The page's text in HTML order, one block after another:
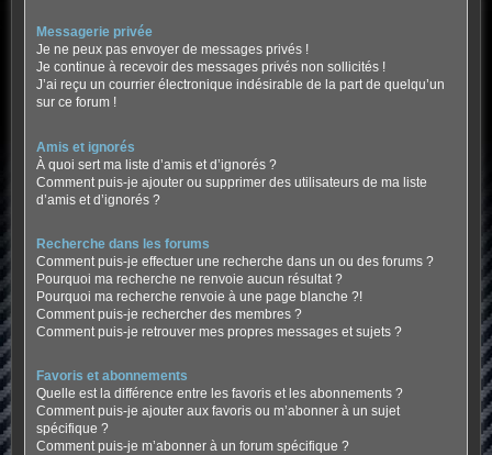
Messagerie privée
Je ne peux pas envoyer de messages privés !
Je continue à recevoir des messages privés non sollicités !
J’ai reçu un courrier électronique indésirable de la part de quelqu’un
sur ce forum !
Amis et ignorés
À quoi sert ma liste d’amis et d’ignorés ?
Comment puis-je ajouter ou supprimer des utilisateurs de ma liste
d’amis et d’ignorés ?
Recherche dans les forums
Comment puis-je effectuer une recherche dans un ou des forums ?
Pourquoi ma recherche ne renvoie aucun résultat ?
Pourquoi ma recherche renvoie à une page blanche ?!
Comment puis-je rechercher des membres ?
Comment puis-je retrouver mes propres messages et sujets ?
Favoris et abonnements
Quelle est la différence entre les favoris et les abonnements ?
Comment puis-je ajouter aux favoris ou m’abonner à un sujet
spécifique ?
Comment puis-je m’abonner à un forum spécifique ?